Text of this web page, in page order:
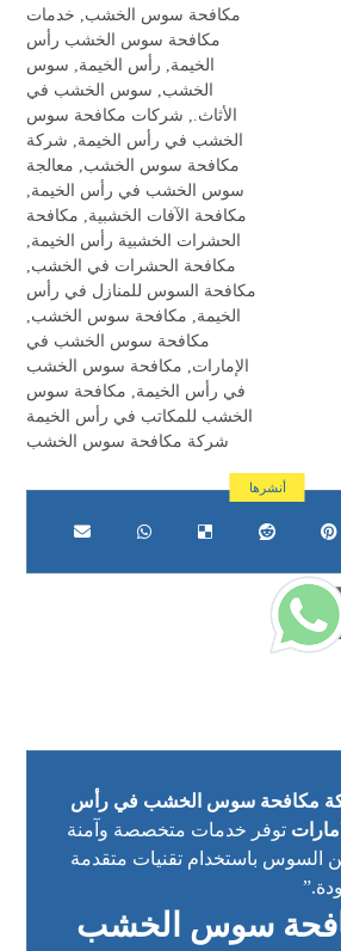
مكافحة سوس الخشب
خدمات
مكافحة سوس الخشب رأس
الخيمة
رأس الخيمة
سوس
الخشب
سوس الخشب في
الأثاث.
شركات مكافحة سوس
الخشب في رأس الخيمة
شركة
مكافحة سوس الخشب
معالجة
سوس الخشب في رأس الخيمة
مكافحة الآفات الخشبية
مكافحة
الحشرات الخشبية رأس الخيمة
مكافحة الحشرات في الخشب
مكافحة السوس للمنازل في رأس
الخيمة
مكافحة سوس الخشب
مكافحة سوس الخشب في
الإمارات
مكافحة سوس الخشب
في رأس الخيمة
مكافحة سوس
الخشب للمكاتب في رأس الخيمة
شركة مكافحة سوس الخشب
مكافحة سوس الخشب في رأس
توفر خدمات متخصصة وآمنة
السوس باستخدام تقنيات متقدمة
سوس الخشب